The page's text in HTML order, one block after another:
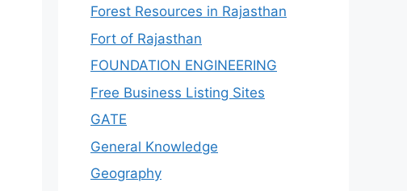
Forest Resources in Rajasthan
Fort of Rajasthan
FOUNDATION ENGINEERING
Free Business Listing Sites
GATE
General Knowledge
Geography